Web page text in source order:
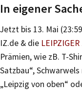
In eigener
Jetzt bis 13. Mai
IZ.de & die
Prämien, wie zB. T-
Satzbau“,
„Leipzig von oben“